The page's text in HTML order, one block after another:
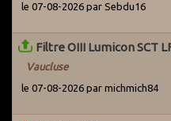
le 07-08-2026 par Sebdu16
Filtre OIII Lumicon SCT
Vaucluse
le 07-08-2026 par michmich84